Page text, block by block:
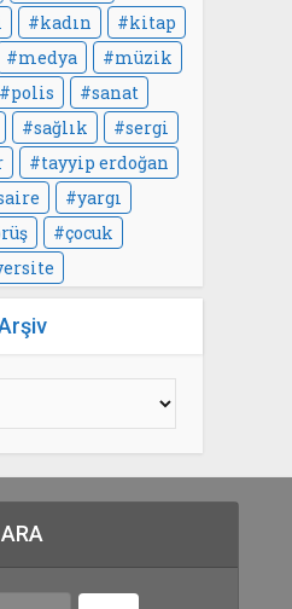
kadın
kitap
medya
müzik
polis
sanat
sağlık
sergi
tayyip erdoğan
yargı
çocuk
ARA